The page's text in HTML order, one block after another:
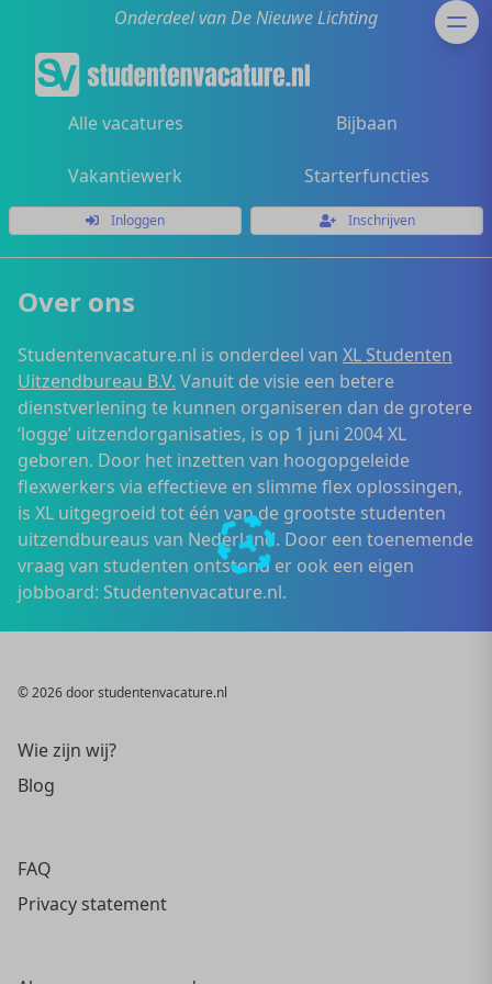
Onderdeel van De Nieuwe Lichting
Alle vacatures Bijbaan
Vakantiewerk Starterfuncties
Inloggen Inschrijven
Over ons
Studentenvacature.nl is onderdeel van XL Studenten
Uitzendbureau B.V. Vanuit de visie een betere
dienstverlening te kunnen organiseren dan de grotere
‘logge’ uitzendorganisaties, is op 1 juni 2004 XL
geboren. Door het inzetten van hoogopgeleide
flexwerkers via effectieve en slimme flex oplossingen,
is XL uitgegroeid tot één van de grootste studenten
uitzendbureaus van Nederland. Door een toenemende
vraag van studenten ontstond er ook een eigen
jobboard: Studentenvacature.nl.
© 2026 door studentenvacature.nl
Wie zijn wij?
Blog
FAQ
Privacy statement